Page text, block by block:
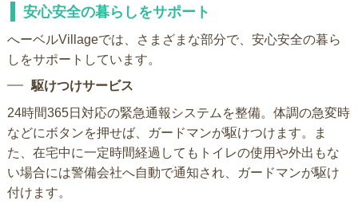
安心安全の暮らしをサポート
へーベルVillageでは、さまざまな部分で、安心安全の暮ら
しをサポートしています。
駆けつけサービス
24時間365日対応の緊急通報システムを整備。体調の急変時
などにボタンを押せば、ガードマンが駆けつけます。ま
た、在宅中に一定時間経過してもトイレの使用や外出もな
い場合には警備会社へ自動で通知され、ガードマンが駆け
付けます。